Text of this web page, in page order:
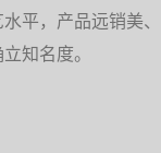
平，产品远销美
知名度。